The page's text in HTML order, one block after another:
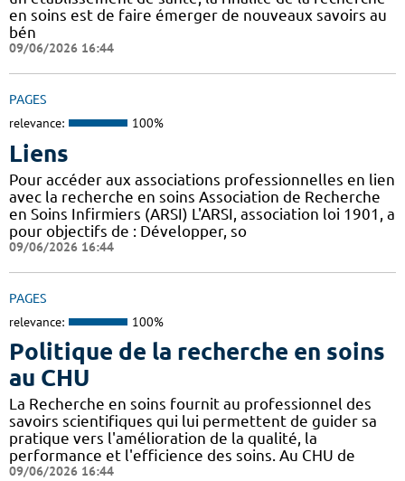
en soins est de faire émerger de nouveaux savoirs au
bén
09/06/2026 16:44
PAGES
relevance: 100%
Liens
Pour accéder aux associations professionnelles en lien
avec la recherche en soins Association de Recherche
en Soins Infirmiers (ARSI) L'ARSI, association loi 1901, a
pour objectifs de : Développer, so
09/06/2026 16:44
PAGES
relevance: 100%
Politique de la recherche en soins
au CHU
La Recherche en soins fournit au professionnel des
savoirs scientifiques qui lui permettent de guider sa
pratique vers l'amélioration de la qualité, la
performance et l'efficience des soins. Au CHU de
09/06/2026 16:44